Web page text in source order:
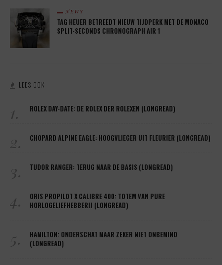
NEWS
TAG HEUER BETREEDT NIEUW TIJDPERK MET DE MONACO
SPLIT-SECONDS CHRONOGRAPH AIR 1
LEES OOK
1. ROLEX DAY-DATE: DE ROLEX DER ROLEXEN (LONGREAD)
2. CHOPARD ALPINE EAGLE: HOOGVLIEGER UIT FLEURIER (LONGREAD)
3. TUDOR RANGER: TERUG NAAR DE BASIS (LONGREAD)
4.
ORIS PROPILOT X CALIBRE 400: TOTEM VAN PURE
HORLOGELIEFHEBBERIJ (LONGREAD)
5.
HAMILTON: ONDERSCHAT MAAR ZEKER NIET ONBEMIND
(LONGREAD)